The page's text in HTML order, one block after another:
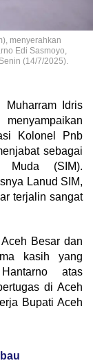
menyerahkan
Edi Sasmoyo,
(14/7/2025).
Idris
Kolonel Pnb
sebagai
Muda (SIM).
Lanud SIM,
terjalin sangat
Besar dan
kasih yang
atas
di Aceh
Bupati Aceh